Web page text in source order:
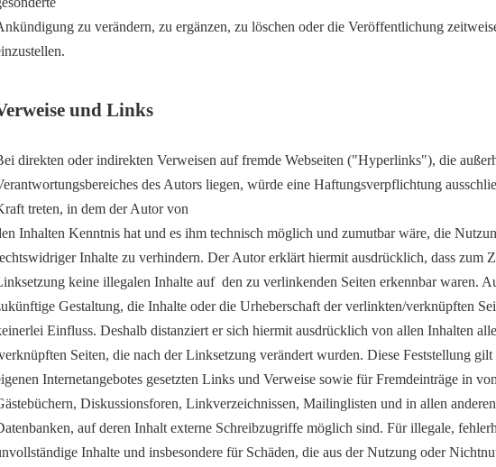
zu verändern, zu ergänzen, zu löschen oder die Veröffentlichung
und Links
direkten oder indirekten Verweisen auf fremde Webseiten ("Hyperlinks"), die
des Autors liegen, würde eine Haftungsverpflichtung
treten, in dem der Autor von
Inhalten Kenntnis hat und es ihm technisch möglich und zumutbar wäre, die
Inhalte zu verhindern. Der Autor erklärt hiermit ausdrücklich, dass zum
keine illegalen Inhalte auf den zu verlinkenden Seiten erkennbar waren.
Gestaltung, die Inhalte oder die Urheberschaft der verlinkten/verknüpften
Einfluss. Deshalb distanziert er sich hiermit ausdrücklich von allen Inhalten
Seiten, die nach der Linksetzung verändert wurden. Diese Feststellung
Internetangebotes gesetzten Links und Verweise sowie für Fremdeinträge in
Diskussionsforen, Linkverzeichnissen, Mailinglisten und in allen
auf deren Inhalt externe Schreibzugriffe möglich sind. Für illegale,
Inhalte und insbesondere für Schäden, die aus der Nutzung oder